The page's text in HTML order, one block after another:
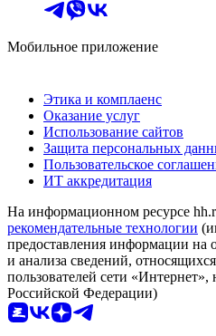
Мобильное приложение
Этика и комплаенс
Оказание услуг
Использование сайтов
Защита персональных
Пользовательское
ИТ аккредитация
На информационном ресурсе
рекомендательные технологии
предоставления информации на
и анализа сведений,
пользователей сети
Российской Федерации)